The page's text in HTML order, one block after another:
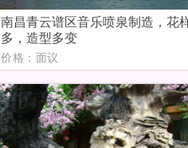
南昌青云谱区音乐喷泉制造，花
多，造型多变
价格：面议